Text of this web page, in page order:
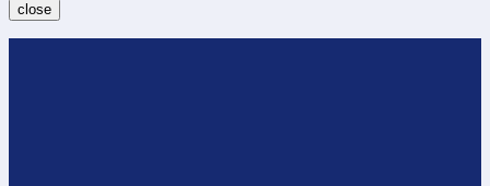
close